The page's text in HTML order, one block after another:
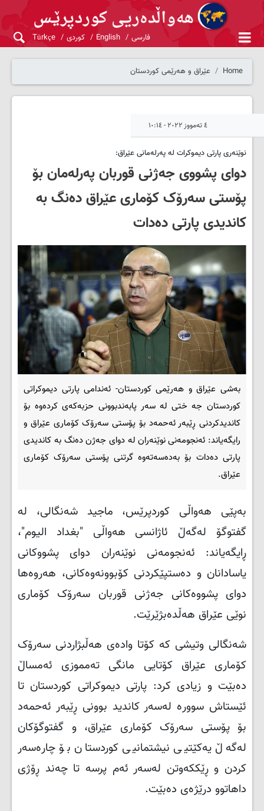
فارسی English کوردی Türkçe
Home عێراق و هەرێمی کوردستان
٤ تەمووز ٢٠٢٢ - ١٠:١٤
نوێنەری پارتی دیموکرات لە پەرلەمانی عێراق:
دوای پشووی جەژنی قوربان پەرلەمان بۆ
پۆستی سەرۆک کۆماری عێراق دەنگ بە
کاندیدی پارتی دەدات
بەشی عێراق و هەرێمی کوردستان- ئەندامى پارتى دیموکراتى
کوردستان جه ختی له سەر پابەندبوونى حزبەکەى کردەوه بۆ
کاندیدکردنى ڕێبەر ئەحمەد بۆ پۆستى سەرۆک کۆمارى عێراق و
رایگەیاند: ئەنجومەنى نوێنەران له دواى جەژن دەنگ به کاندیدى
پارتى دەدات بۆ بەدەسەتەوە گرتنی پۆستی سەرۆک کۆماری
عێراق.
بەپێی هەواڵی کوردپرێس، ماجید شەنگالی، لە
گفتوگۆ لەگەڵ ئاژانسی هەواڵی "بغداد الیوم"،
ڕایگەیاند: ئەنجومەنی نوێنەران دوای پشووکانی
یاسادانان و دەستپێکردنی کۆبوونەوەکانی، هەروەها
دوای پشووەکانی جەژنی قوربان سەرۆک کۆماری
نوێی عێراق هەڵدەبژێرێت.
شەنگالی وتیشی که‌ کۆتا واده‌ی هه‌ڵبژاردنی سه‌رۆک
کۆماری عێراق کۆتایی مانگی ته‌مموزی ئه‌مساڵ
ده‌بێت و زیادی کرد: پارتی دیموکراتی کوردستان تا
ئێستاش سوورە لەسەر کاندید بوونی ڕێبه‌ر ئه‌حمه‌د
بۆ پۆستی سه‌رۆک کۆماری عێراق، و گفتوگۆکان
لەگەڵ یەکێتیی نیشتمانیی کوردستان بۆ چارەسەر
کردن و ڕێککەوتن لەسەر ئەم پرسە تا چەند ڕۆژی
داهاتوو درێژەی دەبێت.